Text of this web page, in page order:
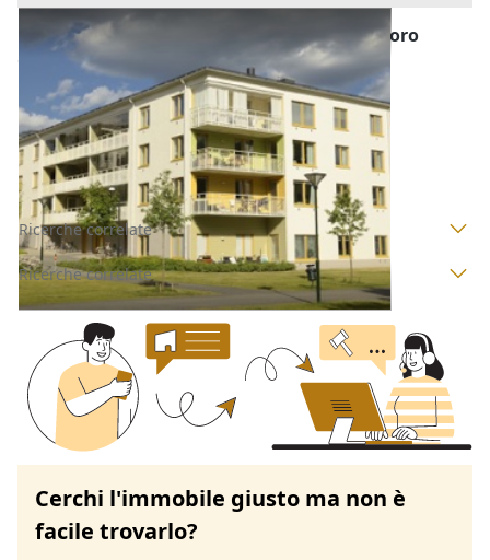
Abitazione di Tipo Economico all'asta a Nuoro
Tertenia (Nuoro)
Offerta minima
12.113 € 16.150 €
Codice asta: BK9122395
Asta chiusa
Ricerche correlate
Ricerche correlate
Cerchi l'immobile giusto ma non è
facile trovarlo?